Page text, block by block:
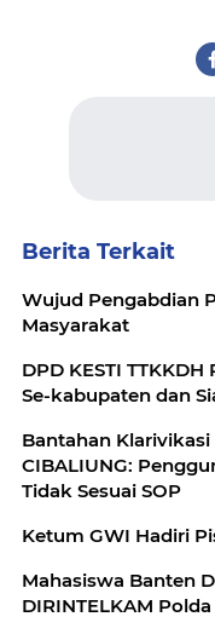
Berita Terkait
Wujud Pengabdian
Masyarakat
DPD KESTI
Se-kabupaten dan
Bantahan Klarivikasi
CIBALIUNG: Penggunaan Kendaraan
Tidak Sesuai SOP
Ketum GWI Hadiri
Mahasiswa Banten
DIRINTELKAM Polda